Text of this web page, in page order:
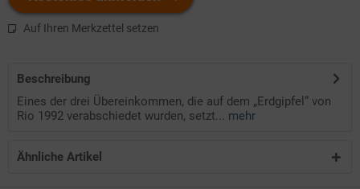
Auf Ihren Merkzettel setzen
Beschreibung
Eines der drei Übereinkommen, die auf dem „Erdgipfel“ von
Rio 1992 verabschiedet wurden, setzt... mehr
Ähnliche Artikel